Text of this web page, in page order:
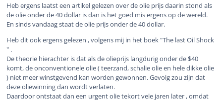
Heb ergens laatst een artikel gelezen over de olie prijs daarin stond als
de olie onder de 40 dollar is dan is het goed mis ergens op de wereld.
En sinds vandaag staat de olie prijs onder de 40 dollar.
Heb dit ook ergens gelezen , volgens mij in het boek "The last Oil Shock
" .
De theorie hierachter is dat als de olieprijs langdurig onder de $40
komt, de onconventionele olie ( teerzand, schalie olie en hele dikke olie
) niet meer winstgevend kan worden gewonnen. Gevolg zou zijn dat
deze oliewinning dan wordt verlaten.
Daardoor ontstaat dan een urgent olie tekort vele jaren later , omdat